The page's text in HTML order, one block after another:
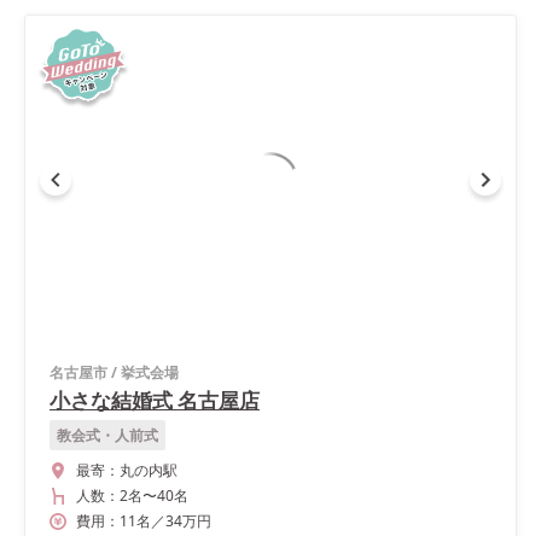
名古屋市/挙式会場
小さな結婚式 名古屋店
教会式・人前式
最寄： 丸の内駅
人数： 2名〜40名
費用： 11名 ／34万円